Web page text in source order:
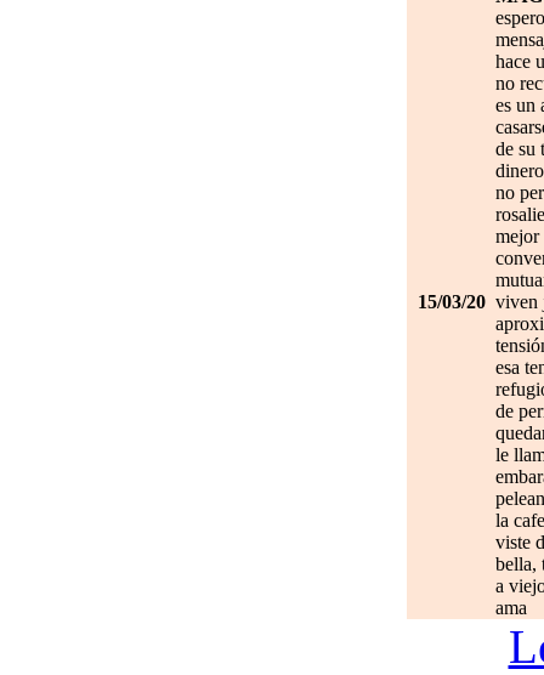
15/03/20
hace
no
es un
de su
no
mejor
viven
esa
de
le
la
viste
bella,
a
ama